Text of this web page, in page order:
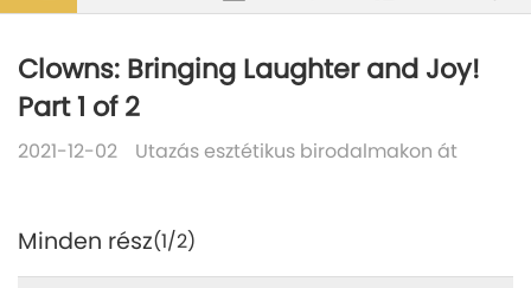
Clowns: Bringing Laughter and Joy!
Part 1 of 2
2021-12-02 Utazás esztétikus birodalmakon át
Minden rész(1/2)